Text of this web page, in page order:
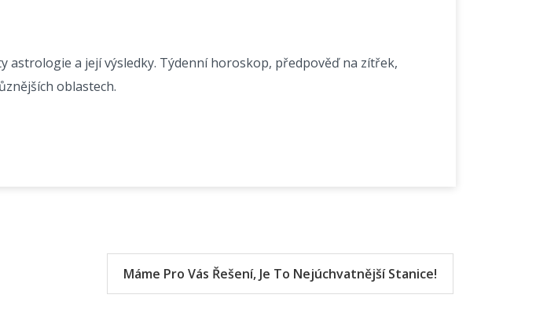
astrologie a její výsledky. Týdenní horoskop, předpověď na zítřek,
oblastech.
Máme Pro Vás Řešení, Je To Nejúchvatnější Stanice!